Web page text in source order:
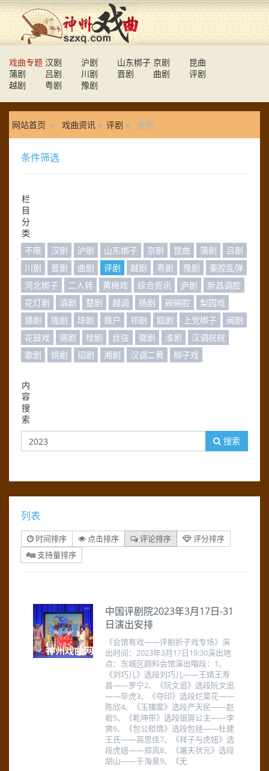
戏曲专题 汉剧 沪剧 山东梆子 京剧
昆曲
蒲剧
吕剧 川剧 晋剧 曲剧
评剧
越剧
粤剧 豫剧
网站首页 戏曲资讯 评剧 搜索
条件筛选
栏
目
分
类
不限
汉剧 沪剧 山东梆子 京剧 昆曲 蒲剧
吕剧
川剧
晋剧 曲剧 评剧 越剧 粤剧 豫剧
秦腔乱弹
河北梆子
二人转 黄梅戏 综合资讯 庐剧
新昌调腔
花灯剧
滇剧 楚剧 越调 扬剧 碗碗腔
梨园戏
赣剧
陇剧 琼剧 眉户 祁剧 瓯剧 上党梆子
闽剧
花鼓戏
锡剧 桂剧 丝弦 徽剧 淮剧
汉调桄桄
歌剧
姚剧 绍剧 湘剧 汉调二黄 柳子戏
内
容
搜
索
搜索
列表
时间排序 点击排序 评论排序
评分排序
支持量排序
中国评剧院2023年3月17日-31
日演出安排
《会馆有戏——评剧折子戏专场》演
出时间：2023年3月17日19:30演出地
点：东城区颜料会馆演出唱段：1、
《刘巧儿》选段刘巧儿——王婧王寿
昌——罗宁2、《阮文追》选段阮文追
——毕虎3、《夺印》选段烂菜花——
陈欣4、《玉镯案》选段严天民——赵
岩5、《乾坤带》选段银屏公主——李
爽6、《包公赔情》选段包拯——杜建
王氏——高思佳7、《祥子与虎妞》选
段虎妞——郑岚8、《屠夫状元》选段
胡山——于海泉9、《无